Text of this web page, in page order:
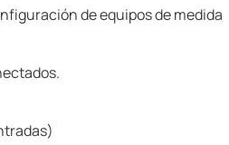
de equipos de medida